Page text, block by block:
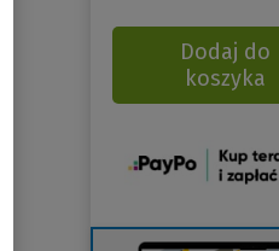
Dodaj do
koszyka
(Nowe